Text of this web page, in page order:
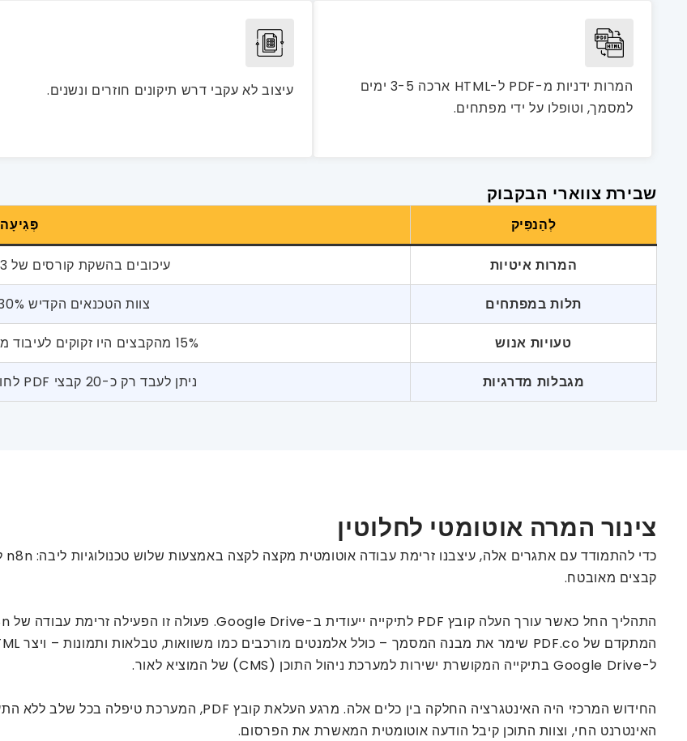
המרות ידניות מ-PDF ל-HTML ארכה 3-5 ימים
למסמך, וטופלו על ידי מפתחים.
עיצוב לא עקבי דרש תיקונים חוזרים ונשנים.
שבירת צווארי הבקבוק
לְהַנפִּיק פְּגִיעָה
המרות איטיות עיכובים בהשקת קורסים של 2-3 שבועות לכל פרויקט
תלות במפתחים צוות הטכנאים הקדיש 30% מזמנו לעיצוב PDF
טעויות אנוש 15% מהקבצים היו זקוקים לעיבוד מחדש עקב HTML/CSS פגום
מגבלות מדרגיות ניתן לעבד רק כ-20 קבצי PDF לחודש (לעומת 200+ נדרשים)
צינור המרה אוטומטי לחלוטין
קבצים מאובטח.
ל-Google Drive בתיקייה המקושרת ישירות למערכת ניהול התוכן (CMS) של המוציא לאור.
האינטרנט החי, וצוות התוכן קיבל הודעה אוטומטית המאשרת את הפרסום.